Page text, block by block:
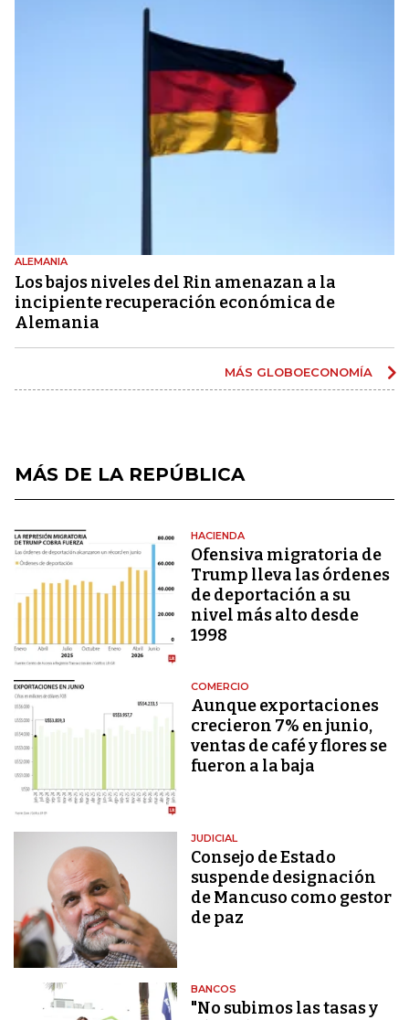
ALEMANIA
Los bajos niveles del Rin amenazan a la
incipiente recuperación económica de
Alemania
MÁS GLOBOECONOMÍA
MÁS DE LA REPÚBLICA
HACIENDA
Ofensiva migratoria de
Trump lleva las órdenes
de deportación a su
nivel más alto desde
1998
COMERCIO
Aunque exportaciones
crecieron 7% en junio,
ventas de café y flores se
fueron a la baja
JUDICIAL
Consejo de Estado
suspende designación
de Mancuso como gestor
de paz
BANCOS
"No subimos las tasas y